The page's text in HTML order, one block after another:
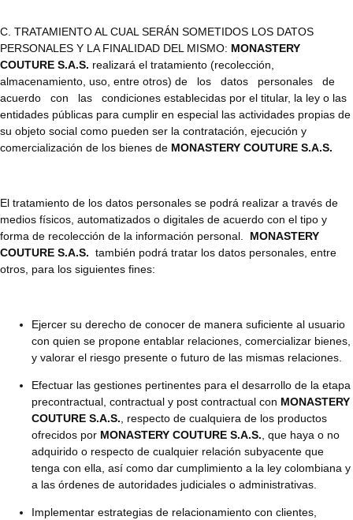
C. TRATAMIENTO AL CUAL SERÁN SOMETIDOS LOS DATOS
PERSONALES Y LA FINALIDAD DEL MISMO: MONASTERY
COUTURE S.A.S. realizará el tratamiento (recolección,
almacenamiento, uso, entre otros) de los datos personales de
acuerdo con las condiciones establecidas por el titular, la ley o las
entidades públicas para cumplir en especial las actividades propias de
su objeto social como pueden ser la contratación, ejecución y
comercialización de los bienes de MONASTERY COUTURE S.A.S.
El tratamiento de los datos personales se podrá realizar a través de
medios físicos, automatizados o digitales de acuerdo con el tipo y
forma de recolección de la información personal.
MONASTERY
COUTURE S.A.S. también podrá tratar los datos personales, entre
otros, para los siguientes fines:
Ejercer su derecho de conocer de manera suficiente al usuario
con quien se propone entablar relaciones, comercializar bienes,
y valorar el riesgo presente o futuro de las mismas relaciones.
Efectuar las gestiones pertinentes para el desarrollo de la etapa
precontractual, contractual y post contractual con MONASTERY
COUTURE S.A.S. , respecto de cualquiera de los productos
ofrecidos por MONASTERY COUTURE S.A.S. , que haya o no
adquirido o respecto de cualquier relación subyacente que
tenga con ella, así como dar cumplimiento a la ley colombiana y
a las órdenes de autoridades judiciales o administrativas.
Implementar estrategias de relacionamiento con clientes,